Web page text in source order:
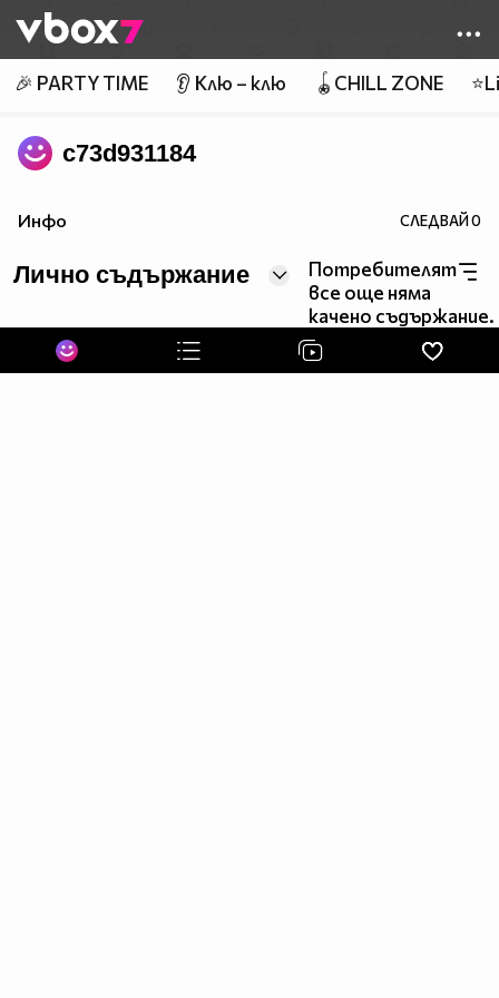
👾
🎉 PARTY TIME 👂 Клю – клю 🪀CHILL ZONE
c73d931184
Инфо СЛЕДВАЙ0
Лично съдържание
Потребителят
все още няма
качено съдържание.